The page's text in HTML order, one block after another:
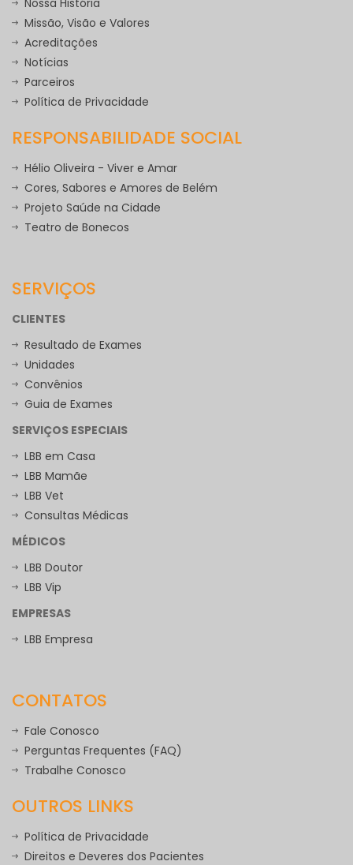
Nossa História
Missão, Visão e Valores
Acreditações
Notícias
Parceiros
Política de Privacidade
RESPONSABILIDADE SOCIAL
Hélio Oliveira - Viver e Amar
Cores, Sabores e Amores de Belém
Projeto Saúde na Cidade
Teatro de Bonecos
SERVIÇOS
CLIENTES
Resultado de Exames
Unidades
Convênios
Guia de Exames
SERVIÇOS ESPECIAIS
LBB em Casa
LBB Mamãe
LBB Vet
Consultas Médicas
MÉDICOS
LBB Doutor
LBB Vip
EMPRESAS
LBB Empresa
CONTATOS
Fale Conosco
Perguntas Frequentes (FAQ)
Trabalhe Conosco
OUTROS LINKS
Política de Privacidade
Direitos e Deveres dos Pacientes